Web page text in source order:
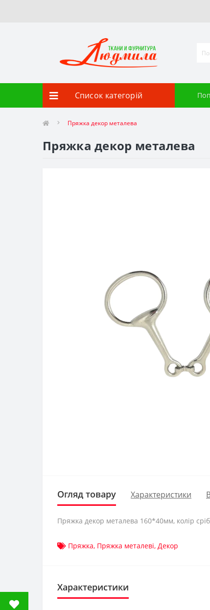
Список категорій
Пряжка декор металева
Пряжка декор металева
Огляд товару Характеристики
Пряжка декор металева 160*40мм, колір
Пряжка, Пряжка металеві, Декор
Характеристики